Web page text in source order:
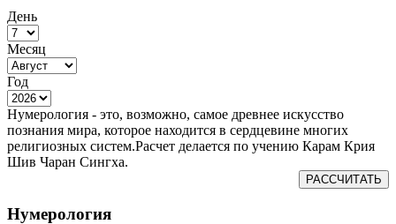
День
Месяц
Год
Нумерология - это, возможно, самое древнее искусство
познания мира, которое находится в сердцевине многих
религиозных систем.Расчет делается по учению Карам Крия
Шив Чаран Сингха.
РАССЧИТАТЬ
Нумерология